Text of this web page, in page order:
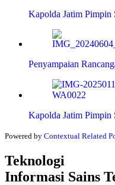
Kapolda Jatim
Penyampaian
Kapolda Jatim Pimpin
Powered by Contextual Related
Teknologi
Informasi Sains